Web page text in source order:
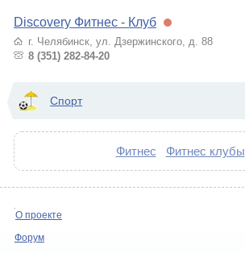
Discovery Фитнес - Клуб
г. Челябинск, ул. Дзержинского, д. 88
8 (351) 282-84-20
Спорт
Фитнес Фитнес клубы
О проекте
Форум